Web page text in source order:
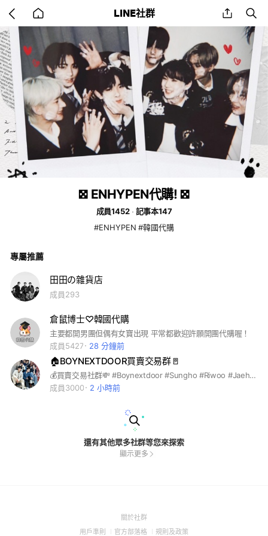
back
to
LINE社群 share
𖣯 ENHYPEN代購! 𖣯
成員1452
記事本147
#ENHYPEN #韓國代購
專屬推薦
田田の雜貨店
成員293
倉鼠博士♡韓國代購
主要都開男團但偶有女寶出現 平常都歡迎許願開團代購喔！
成員5427
28 分鐘前
🏠BOYNEXTDOOR買賣交易群🚪
💰買賣交易社群💸 #Boynextdoor #Sungho #Riwoo #Jaehyun #Taesan #Leehan #Woonhak
成員3000
2 小時前
還有其他眾多社群等您來探索
顯示更多
關於社群(Open
用戶準則 (Open
官方部落格 (Open
規則及政策(Open